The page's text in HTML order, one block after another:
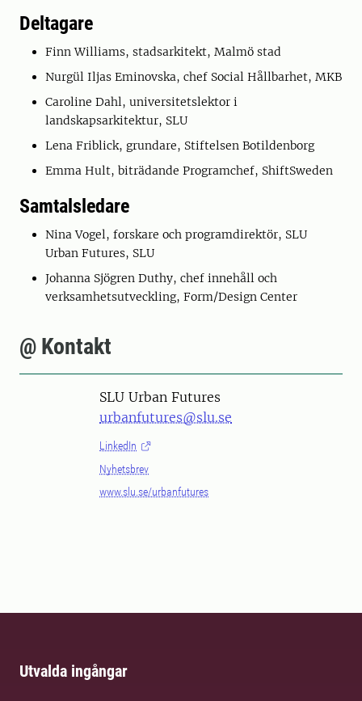
Deltagare
Finn Williams, stadsarkitekt, Malmö stad
Nurgül Iljas Eminovska, chef Social Hållbarhet, MKB
Caroline Dahl, universitetslektor i
landskapsarkitektur, SLU
Lena Friblick, grundare, Stiftelsen Botildenborg
Emma Hult, biträdande Programchef, ShiftSweden
Samtalsledare
Nina Vogel, forskare och programdirektör, SLU
Urban Futures, SLU
Johanna Sjögren Duthy, chef innehåll och
verksamhetsutveckling, Form/Design Center
@ Kontakt
SLU Urban Futures
urbanfutures@slu.se
LinkedIn
Nyhetsbrev
www.slu.se/urbanfutures
Utvalda ingångar